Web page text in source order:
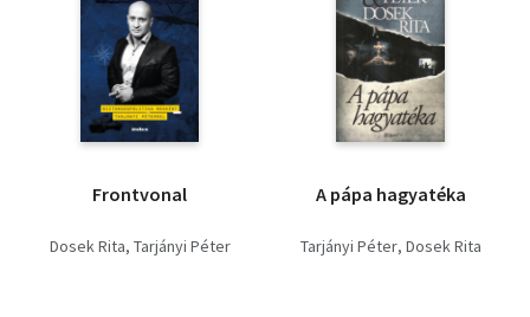
Frontvonal
Dosek Rita Tarjányi Péter
A pápa hagyatéka
Tarjányi Péter Dosek Rita